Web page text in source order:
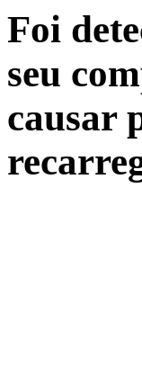
Foi
seu
causar